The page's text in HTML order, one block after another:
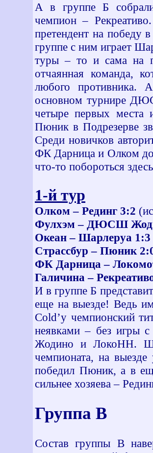
А в группе Б
чемпион –
претендент на победу
группе с ним играет
туры – то и сама на
отчаянная команда,
любого противника.
основном турнире
четыре первых места
Пюник в Подрезерве
Среди новичков
ФК Дарница и Олком
что-то побороться
1-й тур
Олком – Рединг 3:2
Фулхэм – ДЮСШ
Океан – Шарлеруа 1:3
Страссбур – Пюник
ФК Дарница –
Галичина –
И в группе Б
еще на выезде! Ведь
Cold’y чемпионский
неявками – без игры
Жодино и ЛокоНН.
чемпионата, на
победил Пюник, а в
сильнее хозяева –
Группа В
Состав группы В